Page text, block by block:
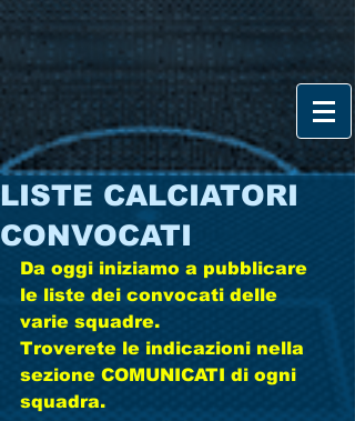
LISTE CALCIATORI
CONVOCATI
Da oggi iniziamo a pubblicare
le liste dei convocati delle
varie squadre.
Troverete le indicazioni nella
sezione COMUNICATI di ogni
squadra.